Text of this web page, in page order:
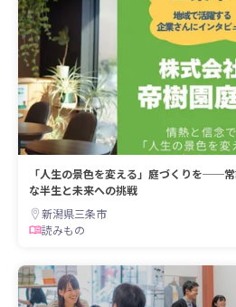
「人生の景色を変える」庭づくりを──
な半生と未来への挑戦
新潟県三条市
読みもの